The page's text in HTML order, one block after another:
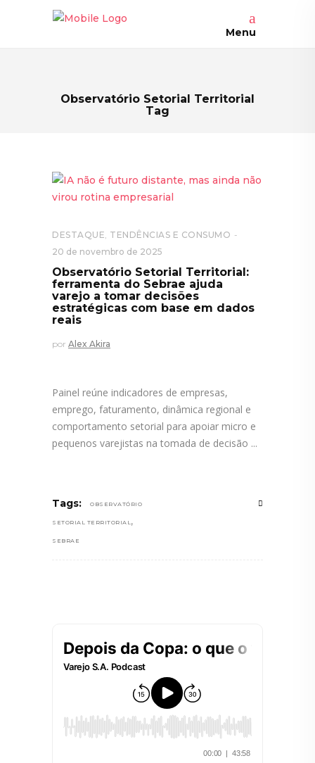
Menu
Observatório Setorial Territorial
Tag
DESTAQUE, TENDÊNCIAS E CONSUMO
20 de novembro de 2025
Observatório Setorial Territorial:
ferramenta do Sebrae ajuda
varejo a tomar decisões
estratégicas com base em dados
reais
por Alex Akira
Painel reúne indicadores de empresas,
emprego, faturamento, dinâmica regional e
comportamento setorial para apoiar micro e
pequenos varejistas na tomada de decisão
Tags: OBSERVATÓRIO
SETORIAL TERRITORIAL,
SEBRAE